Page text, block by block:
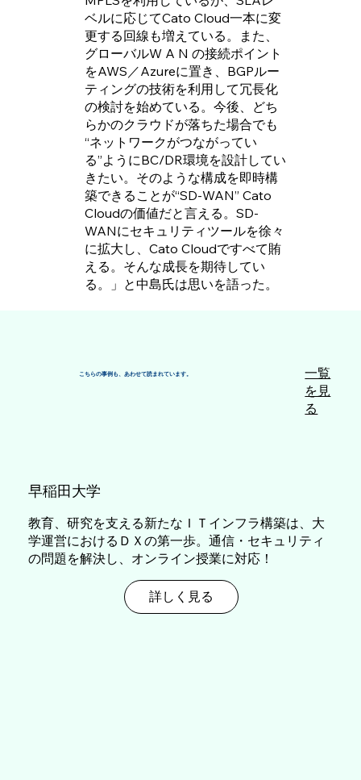
ベルに応じてCato Cloud一本に変
更する回線も増えている。また、
グローバルW A N の接続ポイント
をAWS／Azureに置き、BGPルー
ティングの技術を利用して冗長化
の検討を始めている。今後、どち
らかのクラウドが落ちた場合でも
“ネットワークがつながってい
る”ようにBC/DR環境を設計してい
きたい。そのような構成を即時構
築できることが“SD-WAN” Cato
Cloudの価値だと言える。SD-
WANにセキュリティツールを徐々
に拡大し、Cato Cloudですべて賄
える。そんな成長を期待してい
る。」と中島氏は思いを語った。
​早稲田大学
教育、研究を支える新たなＩＴインフラ構築は、大
学運営におけるＤＸの第一歩。通信・セキュリティ
の問題を解決し、オンライン授業に対応！
詳しく見る
こちらの事例も、あわせて読まれています。
一覧
を見
る